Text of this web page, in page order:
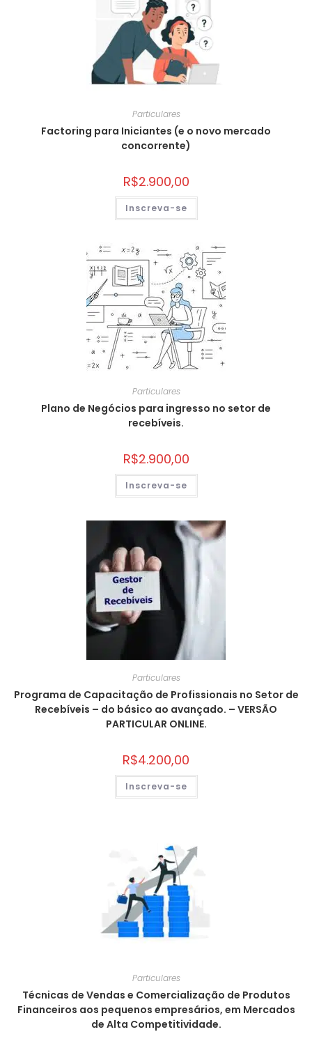
Particulares
Factoring para Iniciantes (e o novo mercado
concorrente)
R$2.900,00
Inscreva-se
Particulares
Plano de Negócios para ingresso no setor de
recebíveis.
R$2.900,00
Inscreva-se
Particulares
Programa de Capacitação de Profissionais no Setor de
Recebíveis – do básico ao avançado. – VERSÃO
PARTICULAR ONLINE.
R$4.200,00
Inscreva-se
Particulares
Técnicas de Vendas e Comercialização de Produtos
Financeiros aos pequenos empresários, em Mercados
de Alta Competitividade.